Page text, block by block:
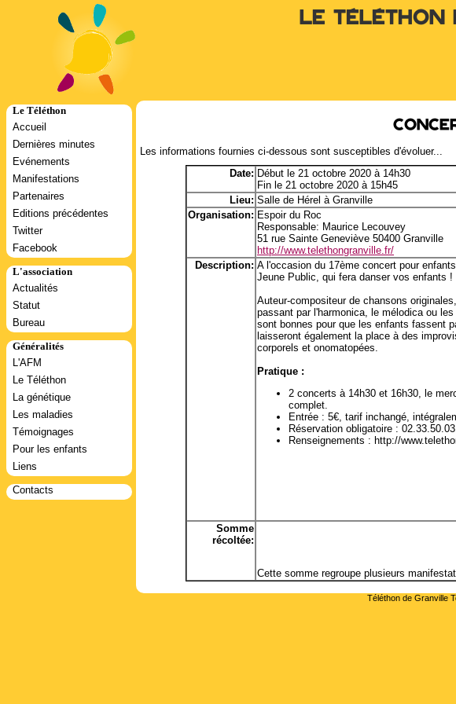
Le Téléthon
Le Téléthon
Accueil
Dernières minutes
Evénements
Manifestations
Partenaires
Editions précédentes
Twitter
Facebook
L'association
Actualités
Statut
Bureau
Généralités
L'AFM
Le Téléthon
La génétique
Les maladies
Témoignages
Pour les enfants
Liens
Contacts
Les informations fournies ci-dessous sont susceptibles d'évoluer...
Date: Début le 21 octobre 2020 à 14h30
Fin le 21 octobre 2020 à 15h45
Lieu: Salle de Hérel à Granville
Organisation: Espoir du Roc
Responsable: Maurice Lecouvey
51 rue Sainte Geneviève 50400 Granville
http://www.telethongranville.fr/
Description: A l'occasion du 17ème concert pour
Jeune Public, qui fera danser vos enfants !
Auteur-compositeur de chansons
passant par l'harmonica, le mélodica ou
sont bonnes pour que les enfants fassent
laisseront également la place à des
corporels et onomatopées.
Pratique :
2 concerts à 14h30 et 16h30, le
complet.
Entrée : 5€, tarif inchangé,
Réservation obligatoire :
Renseignements : http://
Somme
récoltée:
Cette somme regroupe plusieurs
Téléthon de Granville